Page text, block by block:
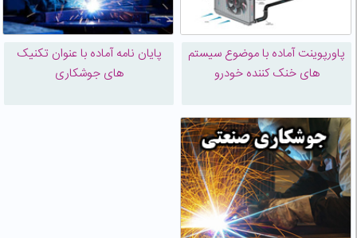
پاورپوینت آماده با موضوع سیستم
های خنک کننده خودرو
پایان نامه آماده با عنوان تکنیک
های جوشکاری